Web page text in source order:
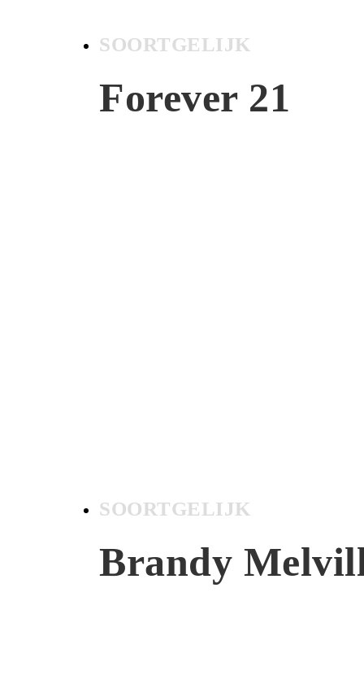
SOORTGELIJK
Forever 21
SOORTGELIJK
Brandy